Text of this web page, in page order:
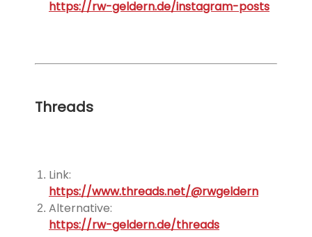
https://rw-geldern.de/instagram-posts
Threads
Link:
https://www.threads.net/@rwgeldern
Alternative:
https://rw-geldern.de/threads